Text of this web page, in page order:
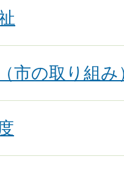
市の取り組み